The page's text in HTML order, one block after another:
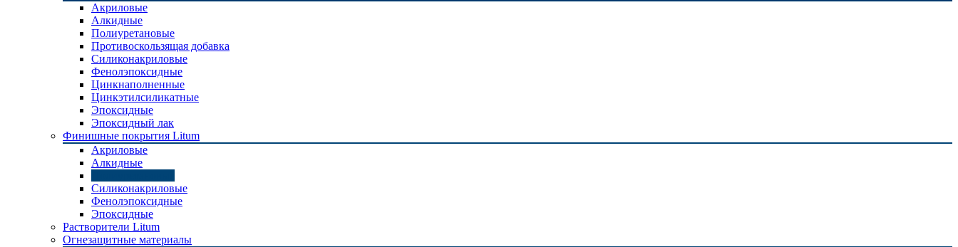
Акриловые
Алкидные
Полиуретановые
Противоскользящая добавка
Силиконакриловые
Фенолэпоксидные
Цинкнаполненные
Цинкэтилсиликатные
Эпоксидные
Эпоксидный лак
Финишные покрытия Litum
Акриловые
Алкидные
Силиконакриловые
Фенолэпоксидные
Эпоксидные
Растворители Litum
Огнезащитные материалы